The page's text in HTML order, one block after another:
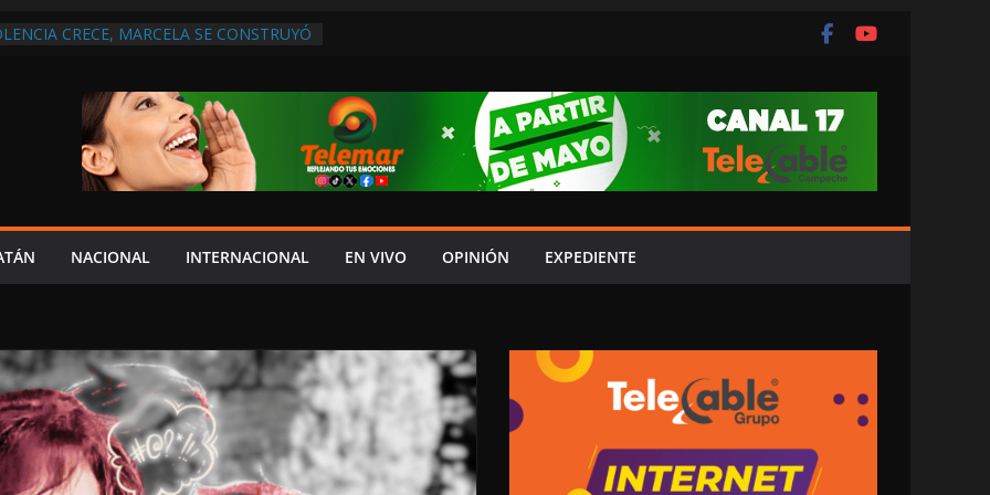
CRECE, MARCELA SE CONSTRUYÓ
EMPLEOS
NO PAGA A PROVEEDORES, PEMEX LA
HAY UN PROYECTO PARA
CULTURAL MULTIFUNCIONAL EN EL
MÉDICA PARA FIJAR
RESPONSABLE DEL ACCIDENTE
NACIONAL INTERNACIONAL EN VIVO OPINIÓN EXPEDIENTE